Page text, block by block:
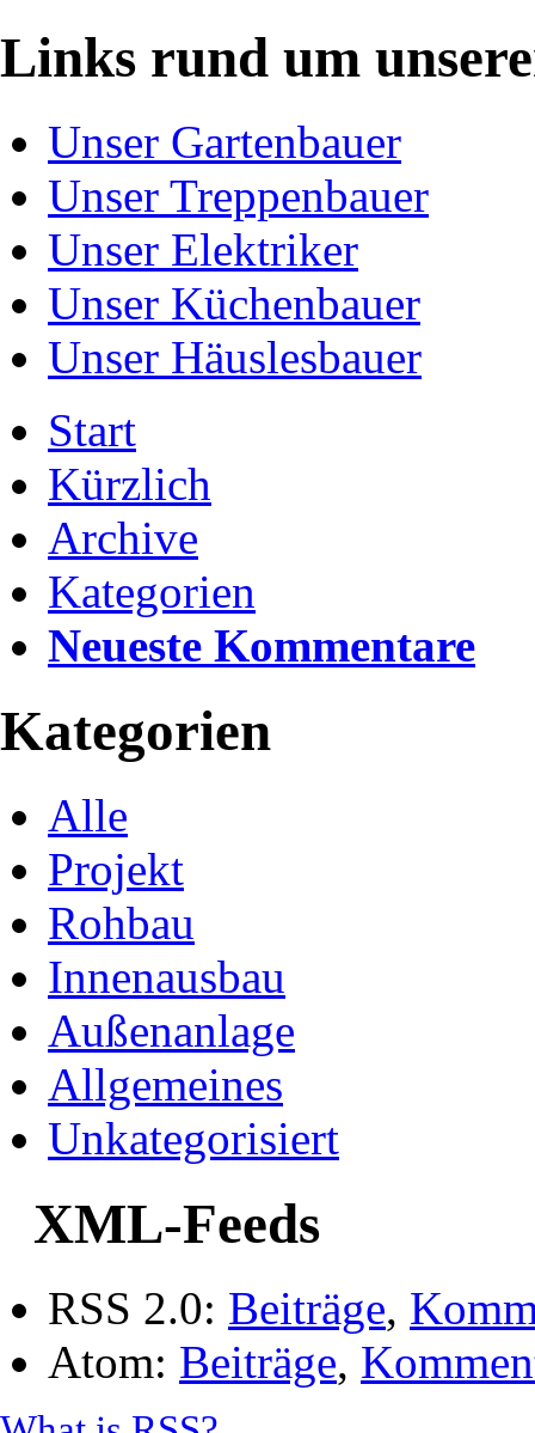
Links rund um
Unser Gartenbauer
Unser Treppenbauer
Unser Elektriker
Unser Küchenbauer
Unser Häuslesbauer
Start
Kürzlich
Archive
Kategorien
Neueste Kommentare
Kategorien
Alle
Projekt
Rohbau
Innenausbau
Außenanlage
Allgemeines
Unkategorisiert
XML-Feeds
RSS 2.0: Beiträge,
Atom: Beiträge,